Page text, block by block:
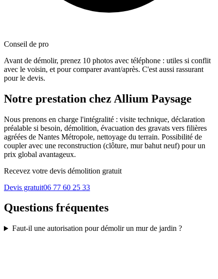
Conseil de pro
Avant de démolir, prenez 10 photos avec téléphone : utiles si conflit
avec le voisin, et pour comparer avant/après. C'est aussi rassurant
pour le devis.
Notre prestation chez Allium Paysage
Nous prenons en charge l'intégralité : visite technique, déclaration
préalable si besoin, démolition, évacuation des gravats vers filières
agréées de Nantes Métropole, nettoyage du terrain. Possibilité de
coupler avec une reconstruction (clôture, mur bahut neuf) pour un
prix global avantageux.
Recevez votre devis démolition gratuit
Devis gratuit06 77 60 25 33
Questions fréquentes
Faut-il une autorisation pour démolir un mur de jardin ?